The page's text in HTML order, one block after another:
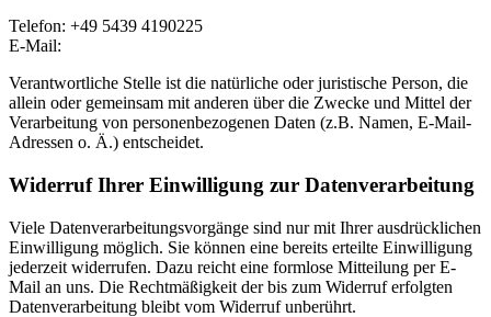
Telefon: +49 5439 4190225
E-Mail:
Verantwortliche Stelle ist die natürliche oder juristische Person, die
allein oder gemeinsam mit anderen über die Zwecke und Mittel der
Verarbeitung von personenbezogenen Daten (z.B. Namen, E-Mail-
Adressen o. Ä.) entscheidet.
Widerruf Ihrer Einwilligung zur Datenverarbeitung
Viele Datenverarbeitungsvorgänge sind nur mit Ihrer ausdrücklichen
Einwilligung möglich. Sie können eine bereits erteilte Einwilligung
jederzeit widerrufen. Dazu reicht eine formlose Mitteilung per E-
Mail an uns. Die Rechtmäßigkeit der bis zum Widerruf erfolgten
Datenverarbeitung bleibt vom Widerruf unberührt.